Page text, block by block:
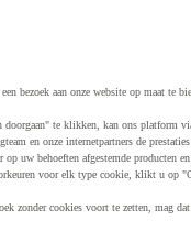
bezoek aan onze website op maat te
doorgaan" te klikken, kan ons platform
en onze internetpartners de
uw behoeften afgestemde producten
voor elk type cookie, klikt u op
zonder cookies voort te zetten, mag